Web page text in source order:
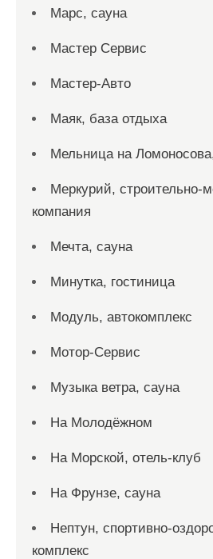
Марс, сауна
Мастер Сервис
Мастер-Авто
Маяк, база отдыха
Мельница на
Меркурий, строительно-
компания
Мечта, сауна
Минутка, гостиница
Модуль, автокомплекс
Мотор-Сервис
Музыка ветра, сауна
На Молодёжном
На Морской, отель-клуб
На Фрунзе, сауна
Нептун, спортивно-
комплекс